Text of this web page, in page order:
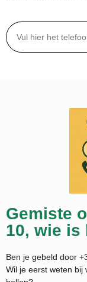
Gemiste
10, wie is
Ben je gebeld door
Wil je eerst weten bij